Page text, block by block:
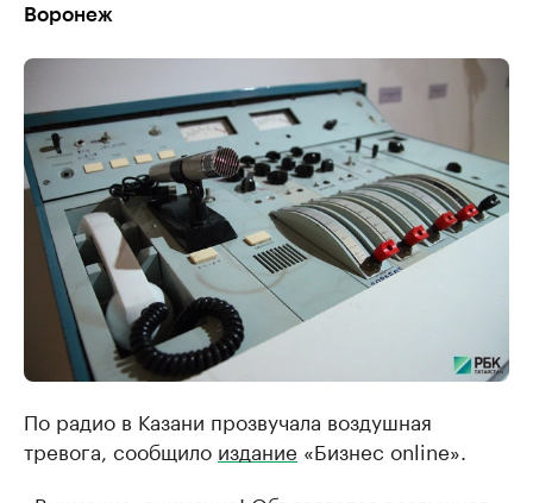
Воронеж
По радио в Казани прозвучала воздушная
тревога, сообщило издание «Бизнес online».